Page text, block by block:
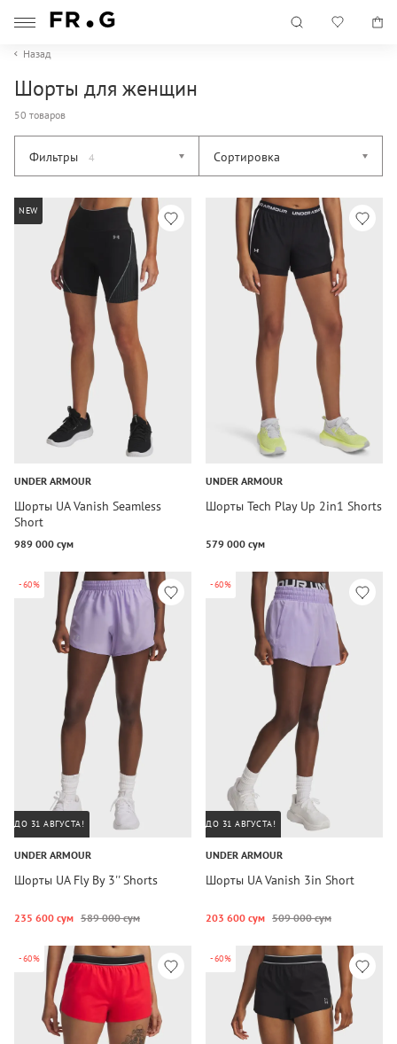
Назад
Шорты для женщин
50 товаров
Фильтры 4 Сортировка
NEW
UNDER ARMOUR
Шорты UA Vanish Seamless
Short
989 000 сум
UNDER ARMOUR
Шорты Tech Play Up 2in1 Shorts
579 000 сум
-60%
ДО 31 АВГУСТА!
UNDER ARMOUR
Шорты UA Fly By 3'' Shorts
235 600 сум 589 000 сум
-60%
ДО 31 АВГУСТА!
UNDER ARMOUR
Шорты UA Vanish 3in Short
203 600 сум 509 000 сум
-60% -60%